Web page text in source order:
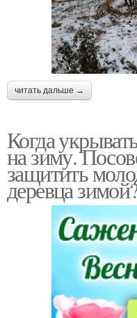
читать дальше →
Когда
на зиму.
защитить
деревца